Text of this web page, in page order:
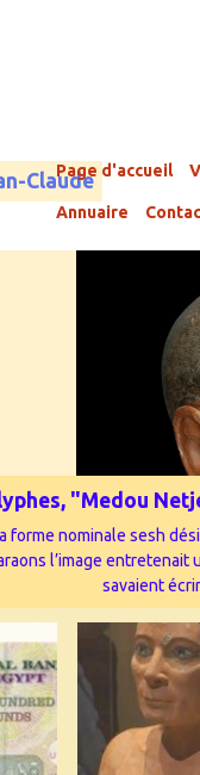
Claude
Page d'accueil
Annuaire
"Medou
nominale sesh
l’image
savaient